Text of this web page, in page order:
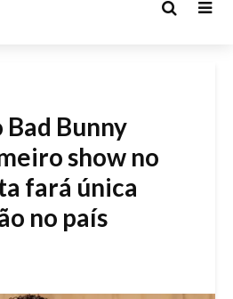
Bunny
show no
fará única
no país